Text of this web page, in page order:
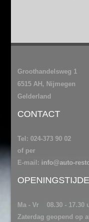
Groothandelsweg 1
6515 AH, Nijmegen
Gelderland
CONTACT
Tel: 024-373 90 02
of per
E-mail: info@auto-
Ma - Vr 08.30 - 17.30
Zaterdag geopend op